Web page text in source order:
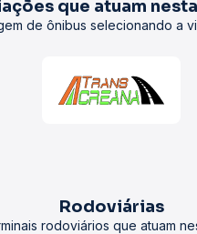
que atuam
de ônibus selecionando a
Rodoviárias
rodoviários que atuam